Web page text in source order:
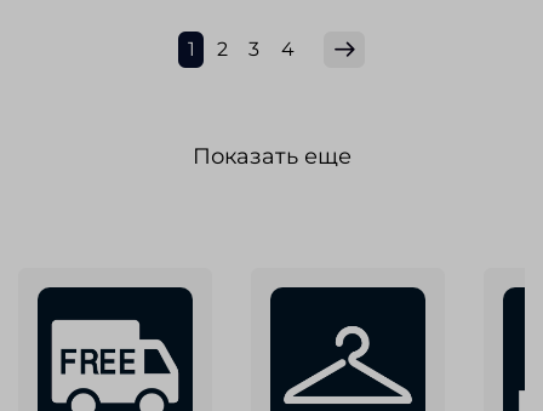
1 2 3 4
Показать еще